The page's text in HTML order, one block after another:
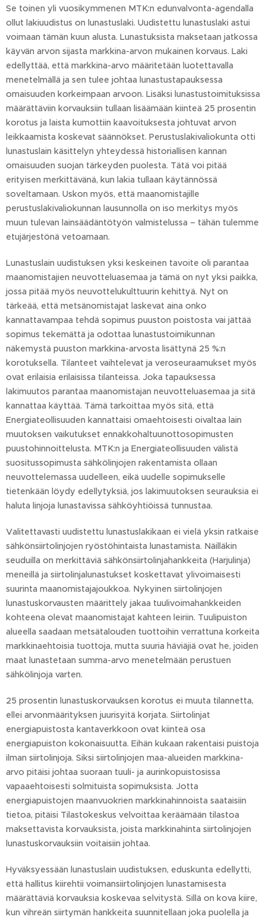
Se toinen yli vuosikymmenen MTK:n edunvalvonta-agendalla
ollut lakiuudistus on lunastuslaki. Uudistettu lunastuslaki astui
voimaan tämän kuun alusta. Lunastuksista maksetaan jatkossa
käyvän arvon sijasta markkina-arvon mukainen korvaus. Laki
edellyttää, että markkina-arvo määritetään luotettavalla
menetelmällä ja sen tulee johtaa lunastustapauksessa
omaisuuden korkeimpaan arvoon. Lisäksi lunastustoimituksissa
määrättäviin korvauksiin tullaan lisäämään kiinteä 25 prosentin
korotus ja laista kumottiin kaavoituksesta johtuvat arvon
leikkaamista koskevat säännökset. Perustuslakivaliokunta otti
lunastuslain käsittelyn yhteydessä historiallisen kannan
omaisuuden suojan tärkeyden puolesta. Tätä voi pitää
erityisen merkittävänä, kun lakia tullaan käytännössä
soveltamaan. Uskon myös, että maanomistajille
perustuslakivaliokunnan lausunnolla on iso merkitys myös
muun tulevan lainsäädäntötyön valmistelussa – tähän tulemme
etujärjestönä vetoamaan.
Lunastuslain uudistuksen yksi keskeinen tavoite oli parantaa
maanomistajien neuvotteluasemaa ja tämä on nyt yksi paikka,
jossa pitää myös neuvottelukulttuurin kehittyä. Nyt on
tärkeää, että metsänomistajat laskevat aina onko
kannattavampaa tehdä sopimus puuston poistosta vai jättää
sopimus tekemättä ja odottaa lunastustoimikunnan
näkemystä puuston markkina-arvosta lisättynä 25 %:n
korotuksella. Tilanteet vaihtelevat ja veroseuraamukset myös
ovat erilaisia erilaisissa tilanteissa. Joka tapauksessa
lakimuutos parantaa maanomistajan neuvotteluasemaa ja sitä
kannattaa käyttää. Tämä tarkoittaa myös sitä, että
Energiateollisuuden kannattaisi omaehtoisesti oivaltaa lain
muutoksen vaikutukset ennakkohaltuunottosopimusten
puustohinnoittelusta. MTK:n ja Energiateollisuuden välistä
suositussopimusta sähkölinjojen rakentamista ollaan
neuvottelemassa uudelleen, eikä uudelle sopimukselle
tietenkään löydy edellytyksiä, jos lakimuutoksen seurauksia ei
haluta linjoja lunastavissa sähköyhtiöissä tunnustaa.
Valitettavasti uudistettu lunastuslakikaan ei vielä yksin ratkaise
sähkönsiirtolinjojen ryöstöhintaista lunastamista. Näilläkin
seuduilla on merkittäviä sähkönsiirtolinjahankkeita (Harjulinja)
meneillä ja siirtolinjalunastukset koskettavat ylivoimaisesti
suurinta maanomistajajoukkoa. Nykyinen siirtolinjojen
lunastuskorvausten määrittely jakaa tuulivoimahankkeiden
kohteena olevat maanomistajat kahteen leiriin. Tuulipuiston
alueella saadaan metsätalouden tuottoihin verrattuna korkeita
markkinaehtoisia tuottoja, mutta suuria häviäjiä ovat he, joiden
maat lunastetaan summa-arvo menetelmään perustuen
sähkölinjoja varten.
25 prosentin lunastuskorvauksen korotus ei muuta tilannetta,
ellei arvonmäärityksen juurisyitä korjata. Siirtolinjat
energiapuistosta kantaverkkoon ovat kiinteä osa
energiapuiston kokonaisuutta. Eihän kukaan rakentaisi puistoja
ilman siirtolinjoja. Siksi siirtolinjojen maa-alueiden markkina-
arvo pitäisi johtaa suoraan tuuli- ja aurinkopuistosissa
vapaaehtoisesti solmituista sopimuksista. Jotta
energiapuistojen maanvuokrien markkinahinnoista saataisiin
tietoa, pitäisi Tilastokeskus velvoittaa keräämään tilastoa
maksettavista korvauksista, joista markkinahinta siirtolinjojen
lunastuskorvauksiin voitaisiin johtaa.
Hyväksyessään lunastuslain uudistuksen, eduskunta edellytti,
että hallitus kiirehtii voimansiirtolinjojen lunastamisesta
määrättäviä korvauksia koskevaa selvitystä. Sillä on kova kiire,
kun vihreän siirtymän hankkeita suunnitellaan joka puolella ja